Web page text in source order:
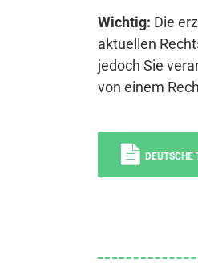
Wichtig: Die
aktuellen
jedoch Sie
von einem
DEUTSCHE